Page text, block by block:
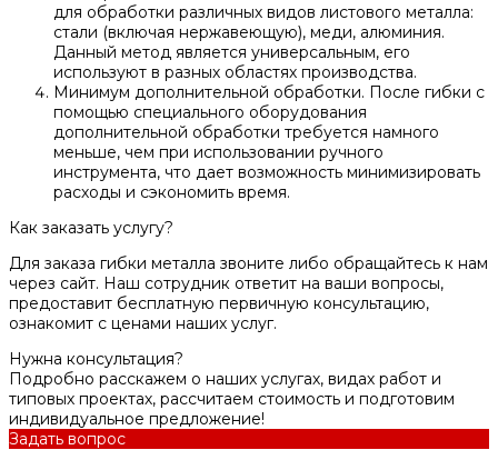
для обработки различных видов листового металла:
стали (включая нержавеющую), меди, алюминия.
Данный метод является универсальным, его
используют в разных областях производства.
Минимум дополнительной обработки. После гибки с
помощью специального оборудования
дополнительной обработки требуется намного
меньше, чем при использовании ручного
инструмента, что дает возможность минимизировать
расходы и сэкономить время.
Как заказать услугу?
Для заказа гибки металла звоните либо обращайтесь к нам
через сайт. Наш сотрудник ответит на ваши вопросы,
предоставит бесплатную первичную консультацию,
ознакомит с ценами наших услуг.
Нужна консультация?
Подробно расскажем о наших услугах, видах работ и
типовых проектах, рассчитаем стоимость и подготовим
индивидуальное предложение!
Задать вопрос